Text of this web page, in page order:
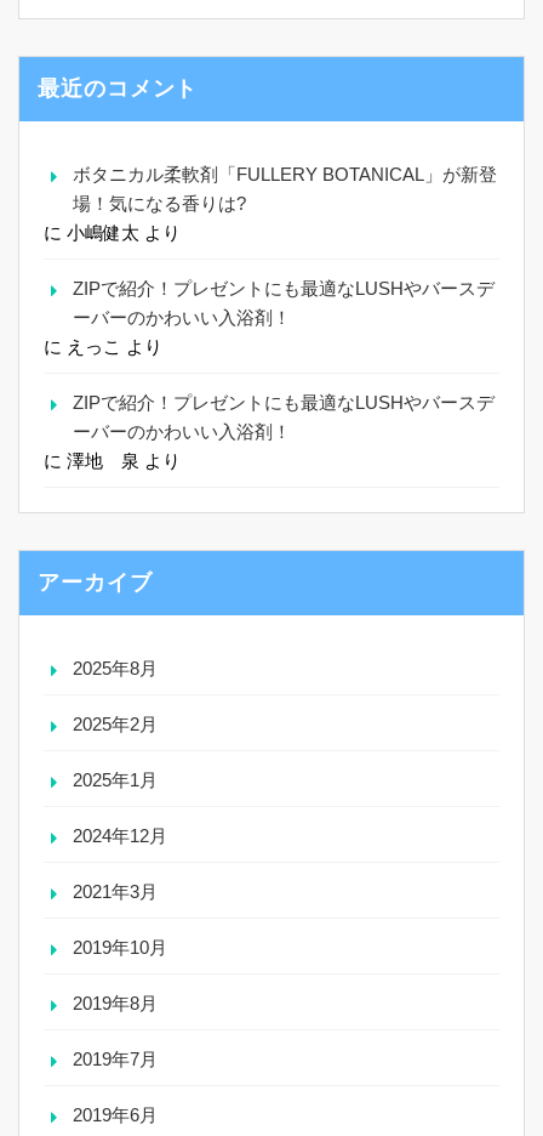
最近のコメント
ボタニカル柔軟剤「FULLERY BOTANICAL」が新登
場！気になる香りは?
に 小嶋健太 より
ZIPで紹介！プレゼントにも最適なLUSHやバースデ
ーバーのかわいい入浴剤！
に えっこ より
ZIPで紹介！プレゼントにも最適なLUSHやバースデ
ーバーのかわいい入浴剤！
に 澤地 泉 より
アーカイブ
2025年8月
2025年2月
2025年1月
2024年12月
2021年3月
2019年10月
2019年8月
2019年7月
2019年6月